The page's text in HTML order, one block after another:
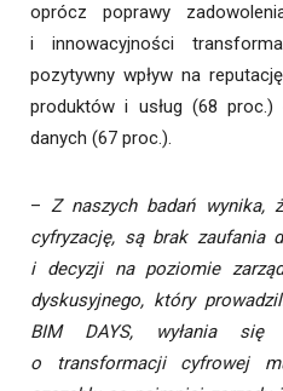
oprócz poprawy
i innowacyjności
pozytywny wpływ na
produktów i usług (68 proc.)
danych (67 proc.).
– Z naszych badań wynika,
cyfryzację, są brak zaufania
i decyzji na poziomie
dyskusyjnego, który
BIM DAYS, wyłania
o transformacji cyfrowej